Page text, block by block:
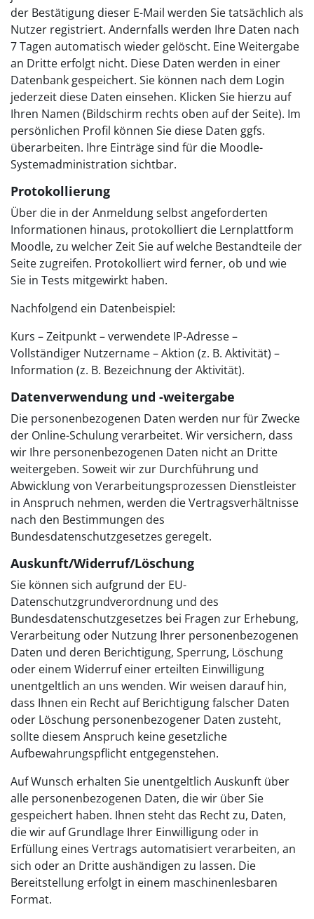
der Bestätigung dieser E-Mail werden Sie tatsächlich als
Nutzer registriert. Andernfalls werden Ihre Daten nach
7 Tagen automatisch wieder gelöscht. Eine Weitergabe
an Dritte erfolgt nicht. Diese Daten werden in einer
Datenbank gespeichert. Sie können nach dem Login
jederzeit diese Daten einsehen. Klicken Sie hierzu auf
Ihren Namen (Bildschirm rechts oben auf der Seite). Im
persönlichen Profil können Sie diese Daten ggfs.
überarbeiten. Ihre Einträge sind für die Moodle-
Systemadministration sichtbar.
Protokollierung
Über die in der Anmeldung selbst angeforderten
Informationen hinaus, protokolliert die Lernplattform
Moodle, zu welcher Zeit Sie auf welche Bestandteile der
Seite zugreifen. Protokolliert wird ferner, ob und wie
Sie in Tests mitgewirkt haben.
Nachfolgend ein Datenbeispiel:
Kurs – Zeitpunkt – verwendete IP-Adresse –
Vollständiger Nutzername – Aktion (z. B. Aktivität) –
Information (z. B. Bezeichnung der Aktivität).
Datenverwendung und -weitergabe
Die personenbezogenen Daten werden nur für Zwecke
der Online-Schulung verarbeitet. Wir versichern, dass
wir Ihre personenbezogenen Daten nicht an Dritte
weitergeben. Soweit wir zur Durchführung und
Abwicklung von Verarbeitungsprozessen Dienstleister
in Anspruch nehmen, werden die Vertragsverhältnisse
nach den Bestimmungen des
Bundesdatenschutzgesetzes geregelt.
Auskunft/Widerruf/Löschung
Sie können sich aufgrund der EU-
Datenschutzgrundverordnung und des
Bundesdatenschutzgesetzes bei Fragen zur Erhebung,
Verarbeitung oder Nutzung Ihrer personenbezogenen
Daten und deren Berichtigung, Sperrung, Löschung
oder einem Widerruf einer erteilten Einwilligung
unentgeltlich an uns wenden. Wir weisen darauf hin,
dass Ihnen ein Recht auf Berichtigung falscher Daten
oder Löschung personenbezogener Daten zusteht,
sollte diesem Anspruch keine gesetzliche
Aufbewahrungspflicht entgegenstehen.
Auf Wunsch erhalten Sie unentgeltlich Auskunft über
alle personenbezogenen Daten, die wir über Sie
gespeichert haben. Ihnen steht das Recht zu, Daten,
die wir auf Grundlage Ihrer Einwilligung oder in
Erfüllung eines Vertrags automatisiert verarbeiten, an
sich oder an Dritte aushändigen zu lassen. Die
Bereitstellung erfolgt in einem maschinenlesbaren
Format.